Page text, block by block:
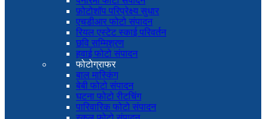
फ़ोटोशॉप परिप्रेक्ष्य सुधार
एचडीआर फोटो संपादन
रियल एस्टेट स्काई परिवर्तन
छवि सम्मिश्रण
हवाई फोटो संपादन
फोटोग्राफर
बाल मास्किंग
बेबी फोटो संपादन
घटना फोटो रीटचिंग
पारिवारिक फोटो संपादन